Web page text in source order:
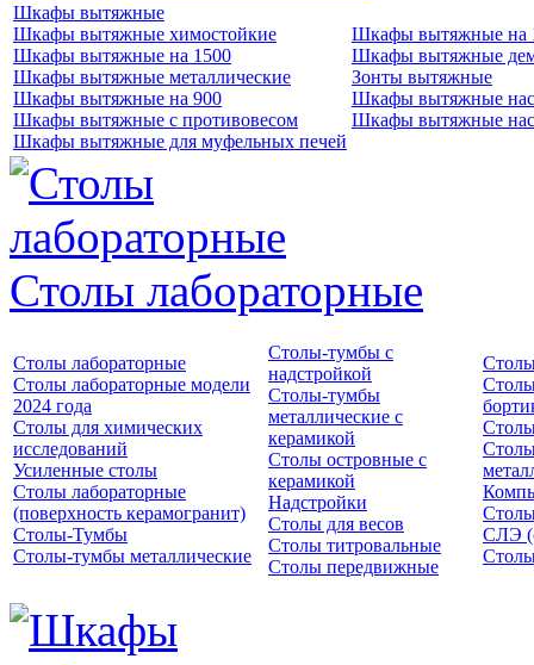
Шкафы вытяжные
Шкафы вытяжные химостойкие
Шкафы вытяжные на 1500
Шкафы вытяжные металлические
Шкафы вытяжные на 900
Шкафы вытяжные с противовесом
Шкафы вытяжные для муфельных печей
Шкафы вытяжные на
Шкафы вытяжные
Зонты вытяжные
Шкафы вытяжные
Шкафы вытяжные
Столы лабораторные
Столы лабораторные
Столы лабораторные модели
2024 года
Столы для химических
исследований
Усиленные столы
Столы лабораторные
(поверхность керамогранит)
Столы-Тумбы
Столы-тумбы металлические
Столы-тумбы с
надстройкой
Столы-тумбы
металлические с
керамикой
Столы островные с
керамикой
Надстройки
Столы для весов
Столы титровальные
Столы передвижные
СЛЭ